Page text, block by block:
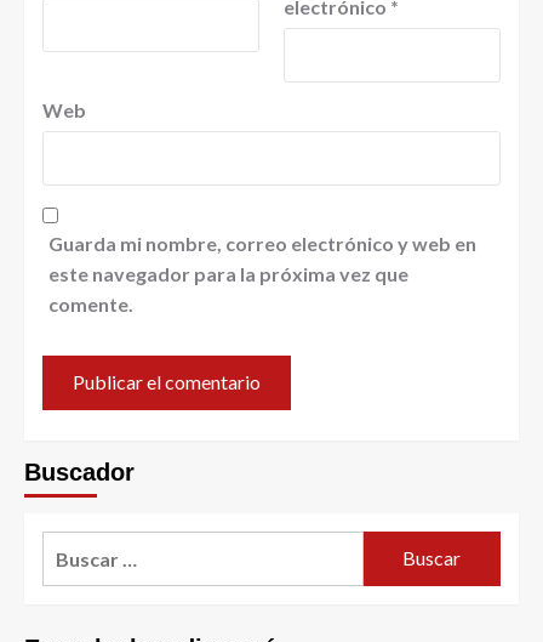
electrónico *
Web
Guarda mi nombre, correo electrónico y web en
este navegador para la próxima vez que
comente.
Buscador